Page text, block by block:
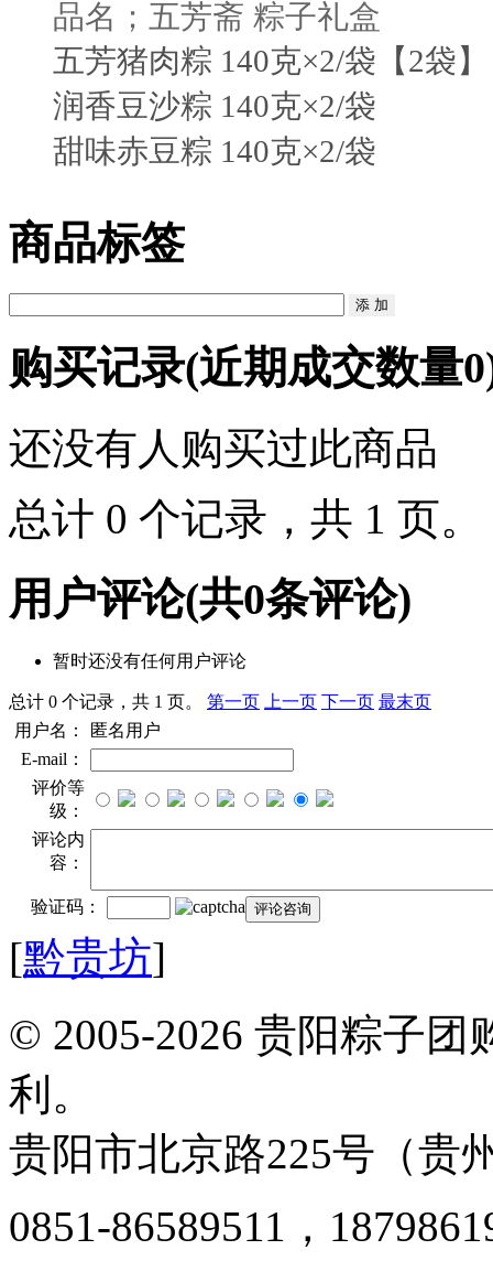
品名；五芳斋 粽子礼盒
五芳猪肉粽 140克×2/袋【2袋】
润香豆沙粽 140克×2/袋
甜味赤豆粽 140克×2/袋
商品标签
购买记录(近期成交数量0
还没有人购买过此商品
总计 0 个记录，共 1 页。
用户评论(共0条评论)
暂时还没有任何用户评论
总计 0 个记录，共 1 页。 第一页 上一页 下一页 最末页
用户名：
匿名用户
E-mail：
评价等
级：
评论内
容：
验证码：
[黔贵坊]
© 2005-2026 贵阳粽子
利。
贵阳市北京路225号（贵
0851-86589511，